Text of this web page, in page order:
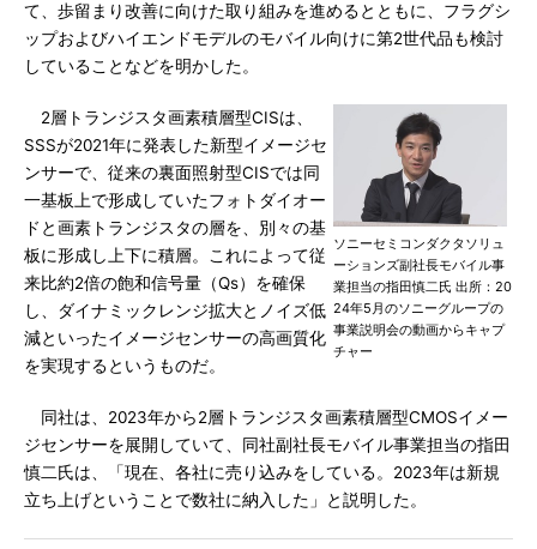
て、歩留まり改善に向けた取り組みを進めるとともに、フラグシ
ップおよびハイエンドモデルのモバイル向けに第2世代品も検討
していることなどを明かした。
ソニーセミコンダクタソリュ
ーションズ副社長モバイル事
業担当の指田慎二氏 出所：20
24年5月のソニーグループの
事業説明会の動画からキャプ
チャー
2層トランジスタ画素積層型CISは、
SSSが2021年に発表した新型イメージセ
ンサーで、従来の裏面照射型CISでは同
一基板上で形成していたフォトダイオー
ドと画素トランジスタの層を、別々の基
板に形成し上下に積層。これによって従
来比約2倍の飽和信号量（Qs）を確保
し、ダイナミックレンジ拡大とノイズ低
減といったイメージセンサーの高画質化
を実現するというものだ。
同社は、2023年から2層トランジスタ画素積層型CMOSイメー
ジセンサーを展開していて、同社副社長モバイル事業担当の指田
慎二氏は、「現在、各社に売り込みをしている。2023年は新規
立ち上げということで数社に納入した」と説明した。